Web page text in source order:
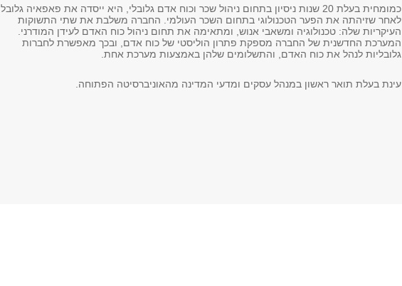
כמומחית בעלת 20 שנות ניסיון בתחום ניהול שכר וכוח אדם גלובלי, היא ייסדה את פאפאיה גלובל
לאחר שזיהתה את הפער הטכנולוגי בתחום השכר העולמי. החברה משלבת את שתי התשוקות
העיקריות שלה: טכנולוגיה ומשאבי אנוש, ומתאימה את תחום ניהול כוח האדם לעידן המודרני.
המערכת החדשנית של החברה מספקת פתרון הוליסטי של כוח אדם, ובכך מאפשרת לחברות
גלובליות לנהל את כוח האדם, והתשלומים שלהן באמצעות מערכת אחת.
עינת בעלת תואר ראשון במנהל עסקים ומדעי המדינה מהאוניברסיטה הפתוחה.